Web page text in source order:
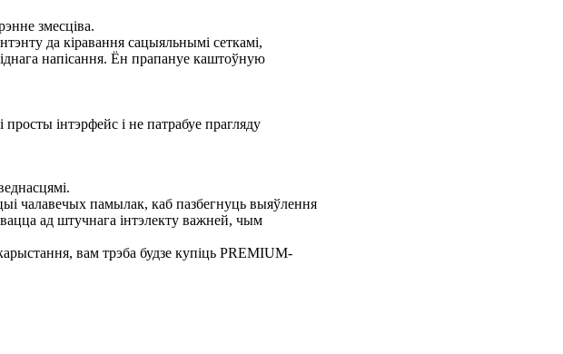
змесціва.
да кіравання сацыяльнымі сеткамі,
напісання. Ён прапануе каштоўную
інтэрфейс і не патрабуе прагляду
чалавечых памылак, каб пазбегнуць выяўлення
ад штучнага інтэлекту важней, чым
вам трэба будзе купіць PREMIUM-